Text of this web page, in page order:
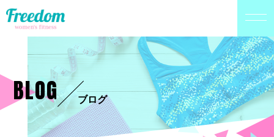
BLOG ブログ